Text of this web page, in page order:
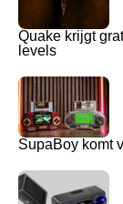
Quake krijgt
levels
SupaBoy komt